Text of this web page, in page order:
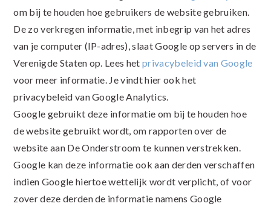
om bij te houden hoe gebruikers de website gebruiken.
De zo verkregen informatie, met inbegrip van het adres
van je computer (IP-adres), slaat Google op servers in de
Verenigde Staten op. Lees het privacybeleid van Google
voor meer informatie. Je vindt hier ook het
privacybeleid van Google Analytics.
Google gebruikt deze informatie om bij te houden hoe
de website gebruikt wordt, om rapporten over de
website aan De Onderstroom te kunnen verstrekken.
Google kan deze informatie ook aan derden verschaffen
indien Google hiertoe wettelijk wordt verplicht, of voor
zover deze derden de informatie namens Google